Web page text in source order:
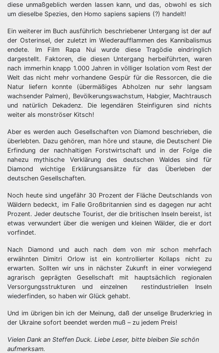
diese unmaßgeblich werden lassen kann, und das, obwohl es sich
um dieselbe Spezies, den Homo sapiens sapiens (?) handelt!
Ein weiterer im Buch ausführlich beschriebener Untergang ist der auf
der Osterinsel, der zuletzt im Wiederaufflammen des Kannibalismus
endete. Im Film Rapa Nui wurde diese Tragödie eindringlich
dargestellt. Faktoren, die diesen Untergang herbeiführten, waren
nach immerhin knapp 1.000 Jahren in völliger Isolation vom Rest der
Welt das nicht mehr vorhandene Gespür für die Ressorcen, die die
Natur liefern konnte (übermäßiges Abholzen nur sehr langsam
wachsender Palmen), Bevölkerungswachstum, Habgier, Machtrausch
und natürlich Dekadenz. Die legendären Steinfiguren sind nichts
weiter als monströser Kitsch!
Aber es werden auch Gesellschaften von Diamond beschrieben, die
überlebten. Dazu gehören, man höre und staune, die Deutschen! Die
Erfindung der nachhaltigen Forstwirtschaft und in der Folge die
nahezu mythische Verklärung des deutschen Waldes sind für
Diamond wichtige Erklärungsansätze für das Überleben der
deutschen Gesellschaften.
Noch heute sind ungefähr 30 Prozent der Fläche Deutschlands von
Wäldern bedeckt, im Falle Großbritannien sind es dagegen nur acht
Prozent. Jeder deutsche Tourist, der die britischen Inseln bereist, ist
etwas verwundert über die wenigen und kleinen Wälder, die er dort
vorfindet.
Nach Diamond und auch nach dem von mir schon mehrfach
erwähnten Dimitri Orlow ist ein kontrollierter Kollaps nicht zu
erwarten. Sollten wir uns in nächster Zukunft in einer vorwiegend
agrarisch geprägten Gesellschaft mit hauptsächlich regionalen
Versorgungsstrukturen und einzelnen restindustriellen Inseln
wiederfinden, so haben wir Glück gehabt.
Und im übrigen bin ich der Meinung, daß der unselige Bruderkrieg in
der Ukraine sofort beendet werden muß – zu jedem Preis!
Vielen Dank an Steffen Duck. Liebe Leser, bitte bleiben Sie schön
aufmerksam.